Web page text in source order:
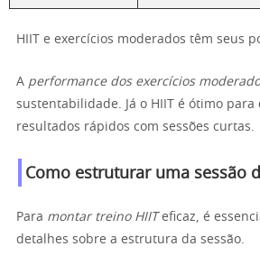
HIIT e exercícios moderados têm seus
A performance dos exercícios
sustentabilidade. Já o HIIT é ótimo para
resultados rápidos com sessões curtas.
Como estruturar uma sessão
Para montar treino HIITeficaz, é
detalhes sobre a estrutura da sessão.